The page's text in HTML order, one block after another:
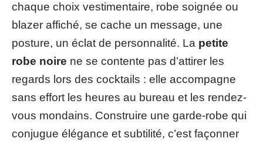
chaque choix vestimentaire, robe soignée ou
blazer affiché, se cache un message, une
posture, un éclat de personnalité. La petite
robe noire ne se contente pas d’attirer les
regards lors des cocktails : elle accompagne
sans effort les heures au bureau et les rendez-
vous mondains. Construire une garde-robe qui
conjugue élégance et subtilité, c’est façonner